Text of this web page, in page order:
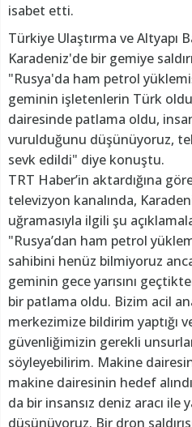
isabet etti.
Türkiye Ulaştırma ve Altyapı
Karadeniz'de bir gemiye
"Rusya'da ham petrol
geminin işletenlerin Türk
dairesinde patlama oldu,
vurulduğunu düşünüyoruz,
sevk edildi" diye konuştu.
TRT Haber’in aktardığına
televizyon kanalında,
uğramasıyla ilgili şu
"Rusya’dan ham petrol
sahibini henüz bilmiyoruz
geminin gece yarısını
bir patlama oldu. Bizim acil
merkezimize bildirim yaptığı
güvenliğimizin gerekli
söyleyebilirim. Makine
makine dairesinin hedef
da bir insansız deniz aracı ile
düşünüyoruz. Bir dron